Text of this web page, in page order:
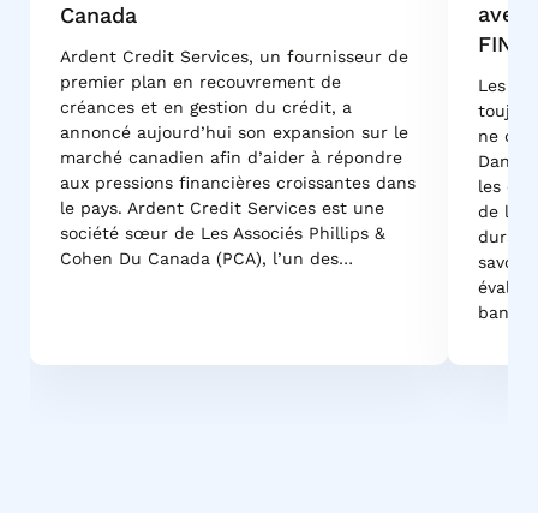
Canada
Ardent Credit Services, un fournisseur de
premier plan en recouvrement de
créances et en gestion du crédit, a
annoncé aujourd’hui son expansion sur le
marché canadien afin d’aider à répondre
aux pressions financières croissantes dans
le pays. Ardent Credit Services est une
société sœur de Les Associés Phillips &
Cohen Du Canada (PCA), l’un des…
avec
Les
ne
Dans
les
de la
savoir